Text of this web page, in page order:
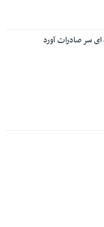
ای سر صادرات آورد